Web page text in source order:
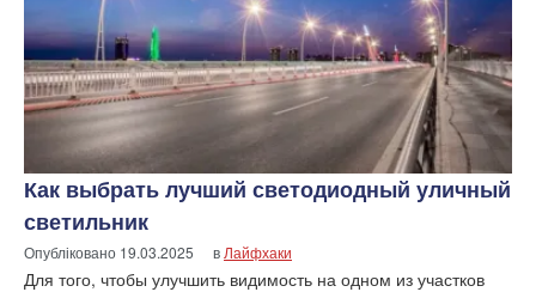
Как выбрать лучший светодиодный уличный
светильник
Опубліковано 19.03.2025 в Лайфхаки
Для того, чтобы улучшить видимость на одном из участков